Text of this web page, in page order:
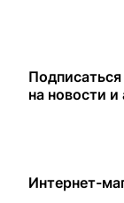
Подписаться
на новости и
Интернет-